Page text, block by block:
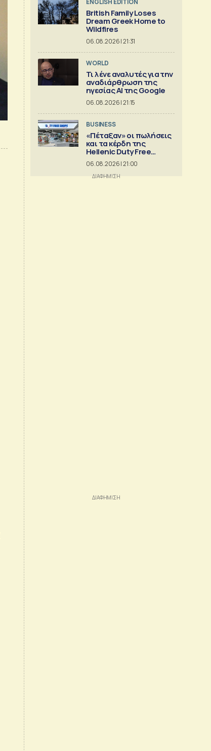
ENGLISH EDITION
British Family Loses
Dream Greek Home to
Wildfires
06.08.2026 | 21:31
WORLD
Τι λένε αναλυτές για την
αναδιάρθρωση της
ηγεσίας ΑΙ της Google
06.08.2026 | 21:15
BUSINESS
«Πέταξαν» οι πωλήσεις
και τα κέρδη της
Hellenic Duty Free
Shops
06.08.2026 | 21:00